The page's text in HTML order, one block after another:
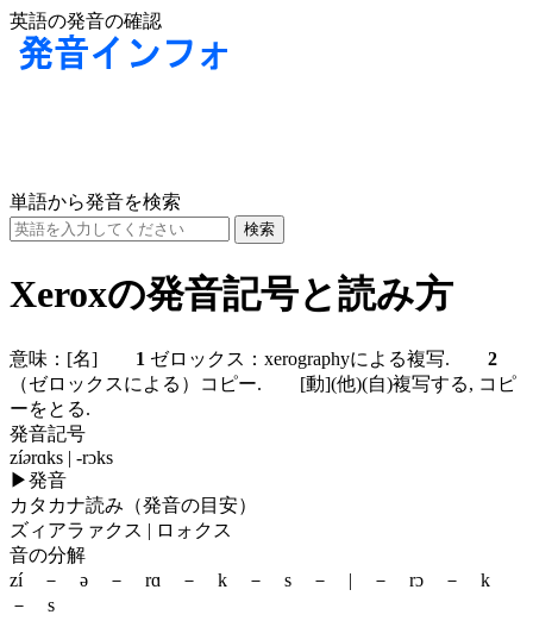
英語の発音の確認
単語から発音を検索
Xeroxの発音記号と読み方
意味： [名] 1 ゼロックス：xerographyによる複写. 2
（ゼロックスによる）コピー. [動](他)(自)複写する, コピ
ーをとる.
発音記号
zíərɑks | -rɔks
▶発音
カタカナ読み（発音の目安）
ズィアラァクス | ロォクス
音の分解
zí － ə － rɑ － k － s － | － rɔ － k
－ s